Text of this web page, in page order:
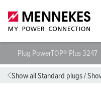
Plug PowerTOP® Plus 3247
Show all Standard plugs/